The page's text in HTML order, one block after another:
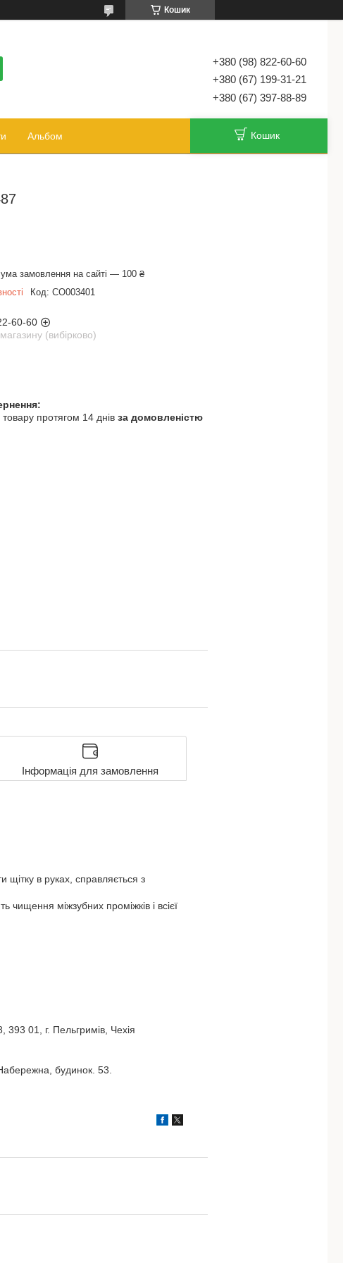
Кошик
+380 (98) 822-60-60
+380 (67) 199-31-21
+380 (67) 397-88-89
Альбом Кошик
замовлення на сайті — 100 ₴
Код: CO003401
60-60
(вибірково)
протягом 14 днів за домовленістю
Інформація для замовлення
щітку в руках, справляється з
міжзубних проміжків і всієї
01, г. Пельгримів, Чехія
будинок. 53.